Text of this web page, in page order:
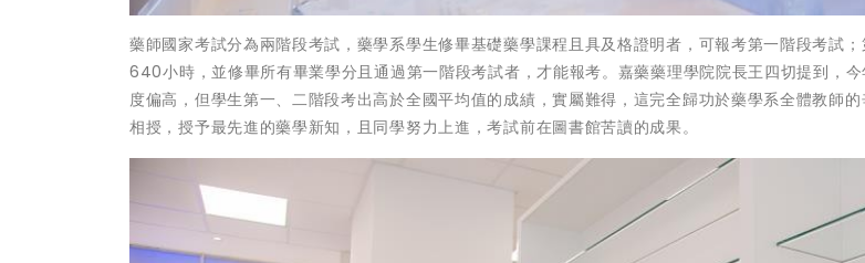
藥師國家考試分為兩階段考試，藥學系學生修畢基礎藥學課程且具及格證明者，可報考第一階段考試
640小時，並修畢所有畢業學分且通過第一階段考試者，才能報考。嘉藥藥理學院院長王四切提到，
度偏高，但學生第一、二階段考出高於全國平均值的成績，實屬難得，這完全歸功於藥學系全體教師
相授，授予最先進的藥學新知，且同學努力上進，考試前在圖書館苦讀的成果。